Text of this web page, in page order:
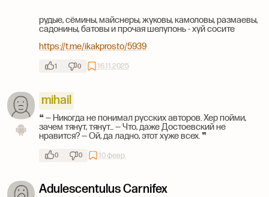
рудые, сёмины, майснеры, жуковы, камоловы, размаевы,
садонины, батовы и прочая шелупонь - хуй сосите
https://t.me/ikakprosto/5939
1 0 16.11.2025
mihail
❝ — Никогда не понимал русских авторов. Хер пойми,
зачем тянут, тянут... — Что, даже Достоевский не
нравится? — Ой, да ладно, этот хуже всех. ❞
0 0 10 февр.
Adulescentulus Carnifex